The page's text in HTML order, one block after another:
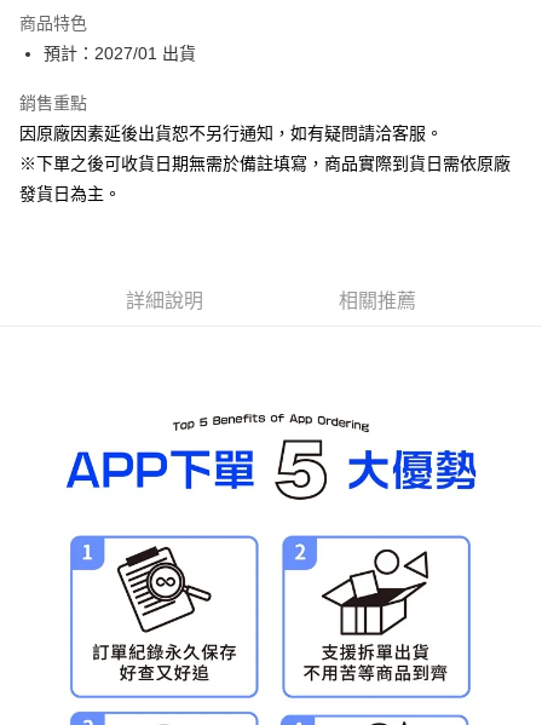
運送方式
預購-宅配(舊)
每筆NT$120，滿NT$3,000(含以上)免運費
商品特色
預計：2027/01 出貨
銷售重點
因原廠因素延後出貨恕不另行通知，如有疑問請洽客服。
※下單之後可收貨日期無需於備註填寫，商品實際到貨日需依原廠
發貨日為主。
詳細說明 相關推薦